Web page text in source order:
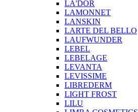
LA'DOR
LAMONNET
LANSKIN
LARTE DEL BELLO
LAUFWUNDER
LEBEL
LEBELAGE
LEVANTA
LEVISSIME
LIBREDERM
LIGHT FROST
LILU